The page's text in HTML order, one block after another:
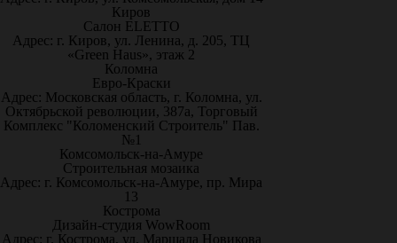
Киров
Салон ELETTO
Адрес: г. Киров, ул. Ленина, д. 205, ТЦ
«Green Haus», этаж 2
Коломна
Евро-Краски
Адрес: Московская область, г. Коломна, ул.
Октябрьской революции, 387а, Торговый
Комплекс "Коломенский Строитель" Пав.
№1
Комсомольск-на-Амуре
Строительная мозаика
Адрес: г. Комсомольск-на-Амуре, пр. Мира
13
Кострома
Дизайн-студия WowRoom
Адрес: г. Кострома, ул. Маршала Новикова